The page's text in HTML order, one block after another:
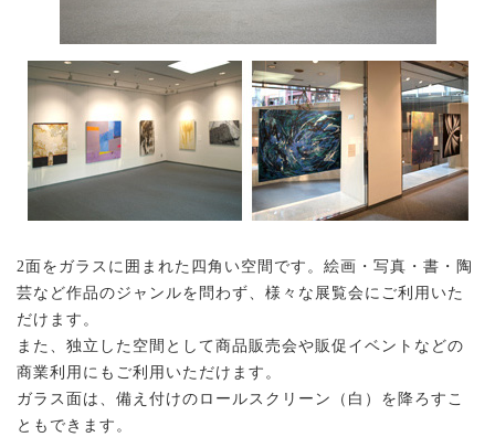
2面をガラスに囲まれた四角い空間です。絵画・写真・書・陶
芸など作品のジャンルを問わず、様々な展覧会にご利用いた
だけます。
また、独立した空間として商品販売会や販促イベントなどの
商業利用にもご利用いただけます。
ガラス面は、備え付けのロールスクリーン（白）を降ろすこ
ともできます。